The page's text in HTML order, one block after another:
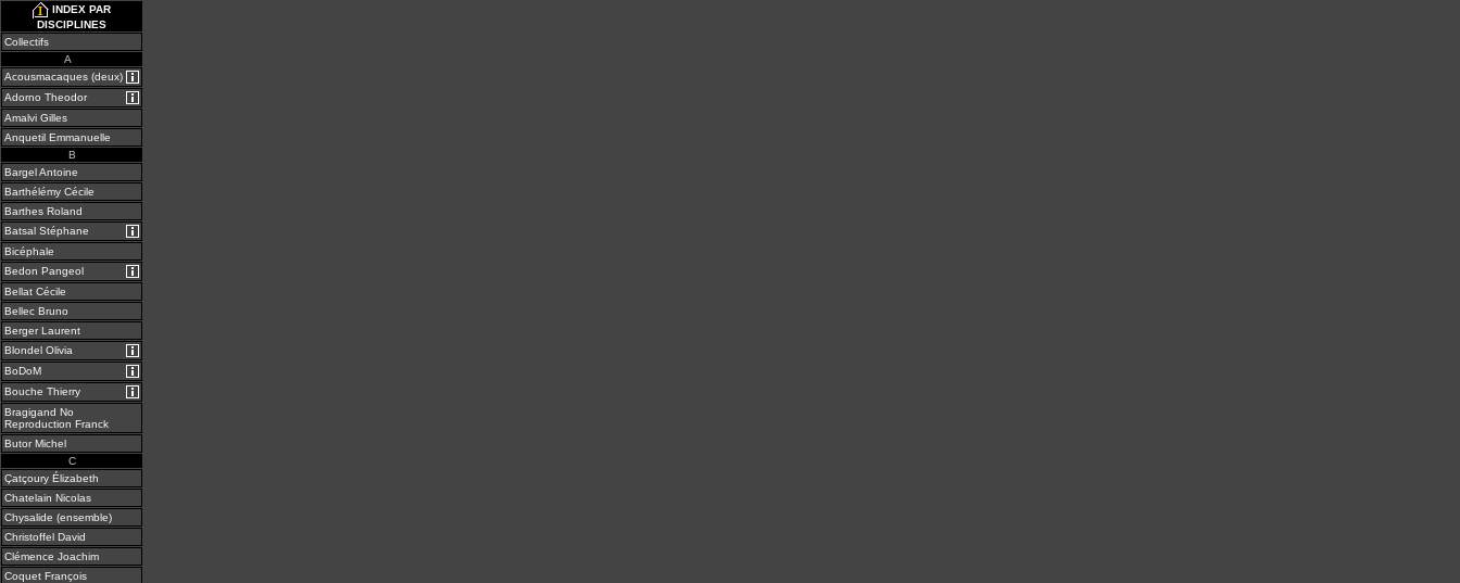
INDEX PAR
DISCIPLINES
Collectifs
A
Acousmacaques (deux)
Adorno Theodor
Amalvi Gilles
Anquetil Emmanuelle
B
Bargel Antoine
Barthélémy Cécile
Barthes Roland
Batsal Stéphane
Bicéphale
Bedon Pangeol
Bellat Cécile
Bellec Bruno
Berger Laurent
Blondel Olivia
BoDoM
Bouche Thierry
Bragigand No
Reproduction Franck
Butor Michel
C
Çatçoury Élizabeth
Chatelain Nicolas
Chysalide (ensemble)
Christoffel David
Clémence Joachim
Coquet François